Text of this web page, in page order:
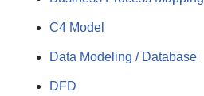
C4 Model
Data Modeling / Database
DFD